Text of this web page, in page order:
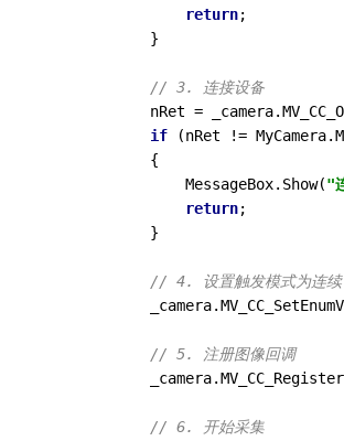
return;
            }
// 3. 连接设备
nRet =
if (nRet !=
            {
                MessageBox.Show(
"
return;
            }
// 4. 设置触发模式为连续
// 5. 注册图像回调
// 6. 开始采集